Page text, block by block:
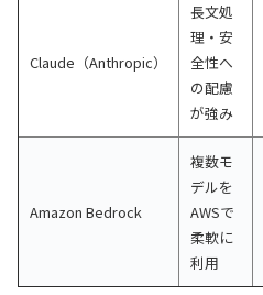
Claude（Anthropic）
長文処
理・安
全性へ
の配慮
が強み
Amazon Bedrock
複数モ
デルを
AWSで
柔軟に
利用